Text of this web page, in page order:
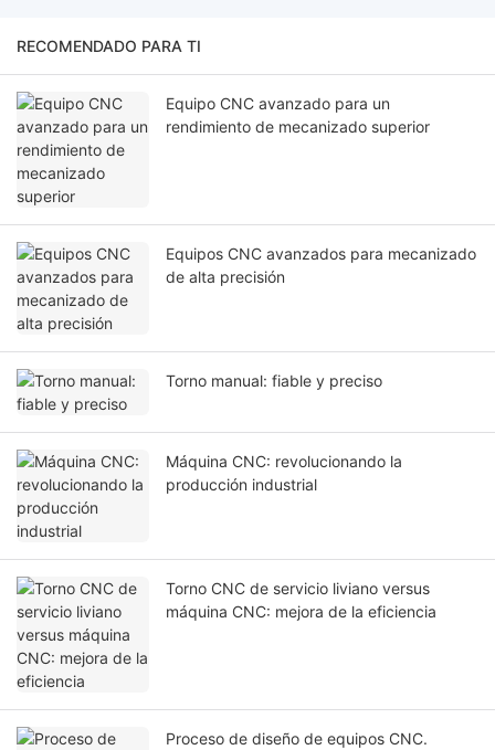
RECOMENDADO PARA TI
Equipo CNC avanzado para un
rendimiento de mecanizado superior
Equipos CNC avanzados para mecanizado
de alta precisión
Torno manual: fiable y preciso
Máquina CNC: revolucionando la
producción industrial
Torno CNC de servicio liviano versus
máquina CNC: mejora de la eficiencia
Proceso de diseño de equipos CNC.